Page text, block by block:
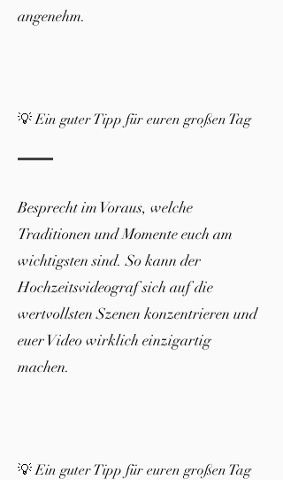
angenehm.
💡 Ein guter Tipp für euren großen Tag
Besprecht im Voraus, welche
Traditionen und Momente euch am
wichtigsten sind. So kann der
Hochzeitsvideograf sich auf die
wertvollsten Szenen konzentrieren und
euer Video wirklich einzigartig
machen.
💡 Ein guter Tipp für euren großen Tag